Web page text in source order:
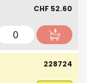
CHF 52.60
228724